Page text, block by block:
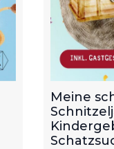
Meine